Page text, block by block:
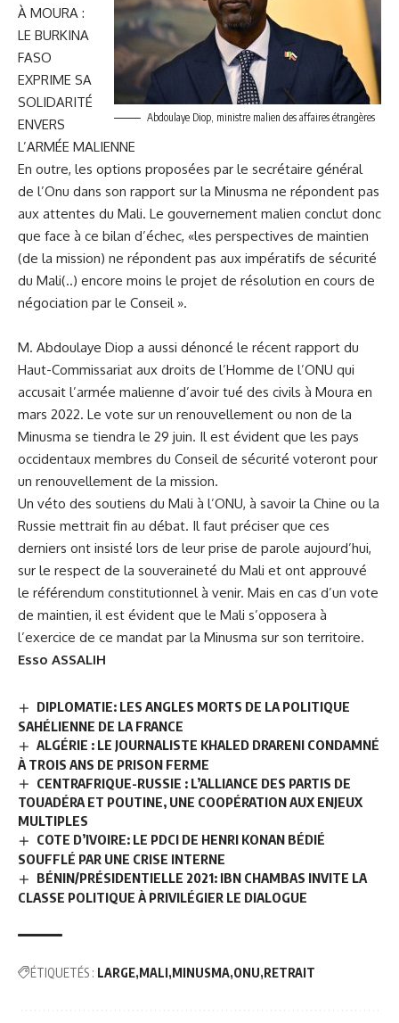
Abdoulaye Diop, ministre malien des affaires étrangères
À MOURA :
LE BURKINA
FASO
EXPRIME SA
SOLIDARITÉ
ENVERS
L’ARMÉE MALIENNE
En outre, les options proposées par le secrétaire général
de l’Onu dans son rapport sur la Minusma ne répondent pas
aux attentes du Mali. Le gouvernement malien conclut donc
que face à ce bilan d’échec, «les perspectives de maintien
(de la mission) ne répondent pas aux impératifs de sécurité
du Mali(..) encore moins le projet de résolution en cours de
négociation par le Conseil ».
M. Abdoulaye Diop a aussi dénoncé le récent rapport du
Haut-Commissariat aux droits de l’Homme de l’ONU qui
accusait l’armée malienne d’avoir tué des civils à Moura en
mars 2022. Le vote sur un renouvellement ou non de la
Minusma se tiendra le 29 juin. Il est évident que les pays
occidentaux membres du Conseil de sécurité voteront pour
un renouvellement de la mission.
Un véto des soutiens du Mali à l’ONU, à savoir la Chine ou la
Russie mettrait fin au débat. Il faut préciser que ces
derniers ont insisté lors de leur prise de parole aujourd’hui,
sur le respect de la souveraineté du Mali et ont approuvé
le référendum constitutionnel à venir. Mais en cas d’un vote
de maintien, il est évident que le Mali s’opposera à
l’exercice de ce mandat par la Minusma sur son territoire.
Esso ASSALIH
DIPLOMATIE: LES ANGLES MORTS DE LA POLITIQUE
SAHÉLIENNE DE LA FRANCE
ALGÉRIE : LE JOURNALISTE KHALED DRARENI CONDAMNÉ
À TROIS ANS DE PRISON FERME
CENTRAFRIQUE-RUSSIE : L’ALLIANCE DES PARTIS DE
TOUADÉRA ET POUTINE, UNE COOPÉRATION AUX ENJEUX
MULTIPLES
COTE D’IVOIRE: LE PDCI DE HENRI KONAN BÉDIÉ
SOUFFLÉ PAR UNE CRISE INTERNE
BÉNIN/PRÉSIDENTIELLE 2021: IBN CHAMBAS INVITE LA
CLASSE POLITIQUE À PRIVILÉGIER LE DIALOGUE
ÉTIQUETÉS : LARGE MALI MINUSMA ONU RETRAIT